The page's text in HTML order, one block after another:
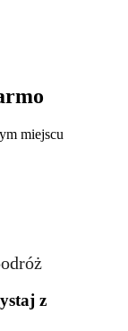
miejscu
z